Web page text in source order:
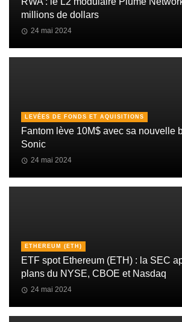
millions de dollars
24 mai 2024
LEVÉES DE FONDS ET AQUISITIONS
Fantom lève 10M$ avec sa nouvelle
Sonic
24 mai 2024
ETHEREUM (ETH)
ETF spot Ethereum (ETH) : la SEC
plans du NYSE, CBOE et Nasdaq
24 mai 2024